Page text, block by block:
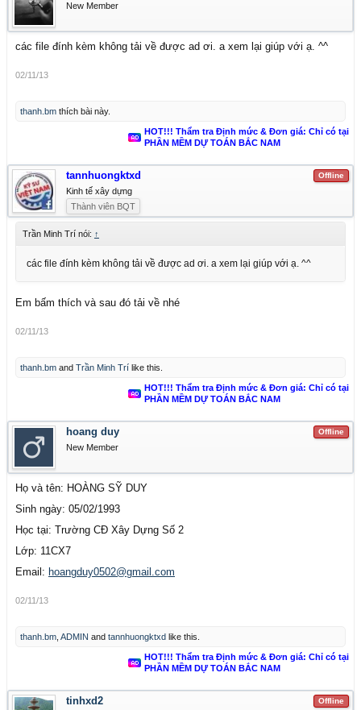
New Member
các file đính kèm không tải về được ad ơi. a xem lại giúp với ạ. ^^
02/11/13
thanh.bm thích bài này.
HOT!!! Thẩm tra Định mức & Đơn giá: Chỉ có tại
PHẦN MỀM DỰ TOÁN BẮC NAM
Offline
tannhuongktxd
Kinh tế xây dựng
Thành viên BQT
Trần Minh Trí nói: ↑
các file đính kèm không tải về được ad ơi. a xem lại giúp với ạ. ^^
Em bấm thích và sau đó tải về nhé
02/11/13
thanh.bm and Trần Minh Trí like this.
HOT!!! Thẩm tra Định mức & Đơn giá: Chỉ có tại
PHẦN MỀM DỰ TOÁN BẮC NAM
Offline
hoang duy
New Member
Họ và tên: HOÀNG SỸ DUY
Sinh ngày: 05/02/1993
Học tại: Trường CĐ Xây Dựng Số 2
Lớp: 11CX7
Email: hoangduy0502@gmail.com
02/11/13
thanh.bm ADMIN and tannhuongktxd like this.
HOT!!! Thẩm tra Định mức & Đơn giá: Chỉ có tại
PHẦN MỀM DỰ TOÁN BẮC NAM
Offline
tinhxd2